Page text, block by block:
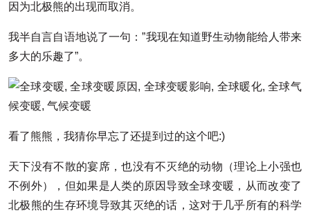
因为北极熊的出现而取消。
我半自言自语地说了一句：”我现在知道野生动物能给人带来
多大的乐趣了”。
看了熊熊，我猜你早忘了还提到过的这个吧:)
天下没有不散的宴席，也没有不灭绝的动物（理论上小强也
不例外），但如果是人类的原因导致全球变暖，从而改变了
北极熊的生存环境导致其灭绝的话，这对于几乎所有的科学